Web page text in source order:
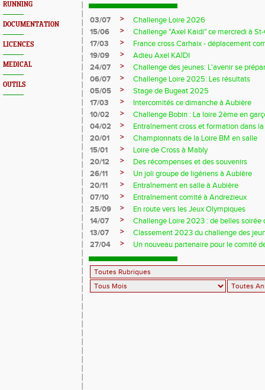
RUNNING
DOCUMENTATION
LICENCES
MEDICAL
OUTILS
03/07 >
Challenge Loire 2026
15/06
>
Challenge "Axel Kaidi" ce mercredi à
17/03
>
France cross Carhaix - déplacement
19/09
>
Adieu Axel KAÏDI
24/07
>
Challenge des jeunes: L'avenir se
06/07
>
Challenge Loire 2025: Les résultats
05/05
>
Stage de Bugeat 2025
17/03
>
Intercomités ce dimanche à Aubière
10/02
>
Challenge Bobin : La loire 2ème en
04/02
>
Entraînement cross et formation dans
20/01
>
Championnats de la Loire BM en salle
15/01
>
Loire de Cross à Mably
20/12
>
Des récompenses et des souvenirs
26/11
>
Un joli groupe de ligériens à Aubière
20/11
>
Entraînement en salle à Aubière
07/10
>
Entraînement comité à Andrezieux
25/09
>
En route vers les Jeux Olympiques
14/07
>
Challenge Loire 2023 : de belles soirée
13/07
>
Classement 2023 du challenge des
27/04
> Un nouveau partenaire pour le comité